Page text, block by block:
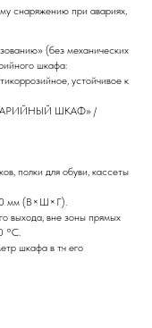
снаряжению при авариях,
(без механических
шкафа:
устойчивое к
ШКАФ» /
полки для обуви, кассеты
мм (В×Ш×Г).
выхода, вне зоны прямых
°C.
шкафа в т.ч его